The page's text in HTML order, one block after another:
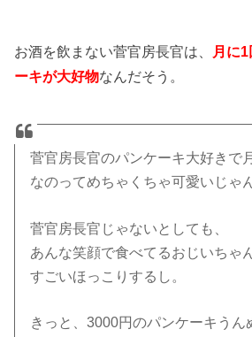
お酒を飲まない菅官房長官は、
月に
ーキが大好物なんだそう。
菅官房長官のパンケーキ大好きで
なのってめちゃくちゃ可愛いじゃん
菅官房長官じゃないとしても、
あんな笑顔で食べてるおじいちゃ
すごいほっこりするし。
きっと、3000円のパンケーキうん